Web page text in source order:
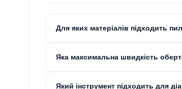
Для яких матеріалів підходить
Яка максимальна швидкість
Який інструмент підходить для